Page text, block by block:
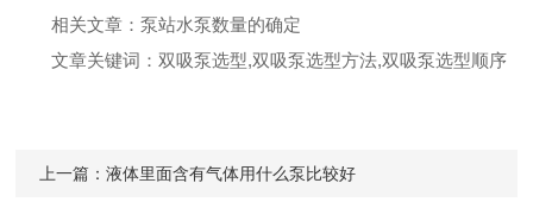
相关文章：泵站水泵数量的确定
文章关键词： 双吸泵选型,双吸泵选型方法,双吸泵选型顺序
上一篇：液体里面含有气体用什么泵比较好